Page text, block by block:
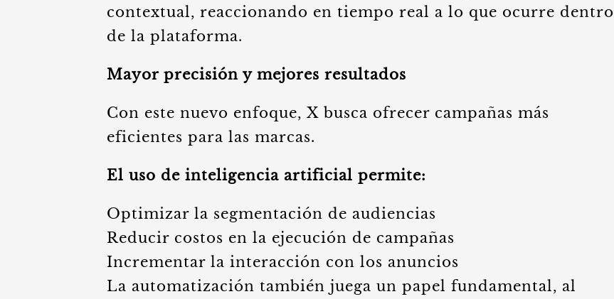
contextual, reaccionando en tiempo real a lo que ocurre dentro
de la plataforma.
Mayor precisión y mejores resultados
Con este nuevo enfoque, X busca ofrecer campañas más
eficientes para las marcas.
El uso de inteligencia artificial permite:
Optimizar la segmentación de audiencias
Reducir costos en la ejecución de campañas
Incrementar la interacción con los anuncios
La automatización también juega un papel fundamental, al